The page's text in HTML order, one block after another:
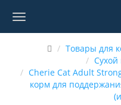
Товары для
Сухой
Cherie Cat Adult
корм для